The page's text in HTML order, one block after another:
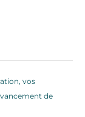
vos
de